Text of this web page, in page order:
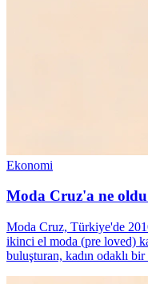
Ekonomi
Moda Cruz'a ne
Moda Cruz, Türkiye'de
ikinci el moda (pre loved)
buluşturan, kadın odaklı